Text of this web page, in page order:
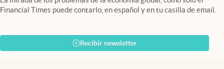
Financial Times puede contarlo, en español y en tu casilla de email.
Recibir newsletter